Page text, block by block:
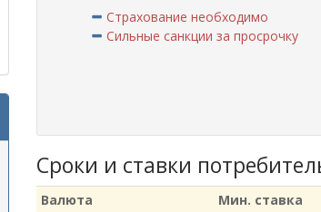
Страхование необходимо
Сильные санкции за просрочку
Сроки и ставки
Валюта Мин. ставка